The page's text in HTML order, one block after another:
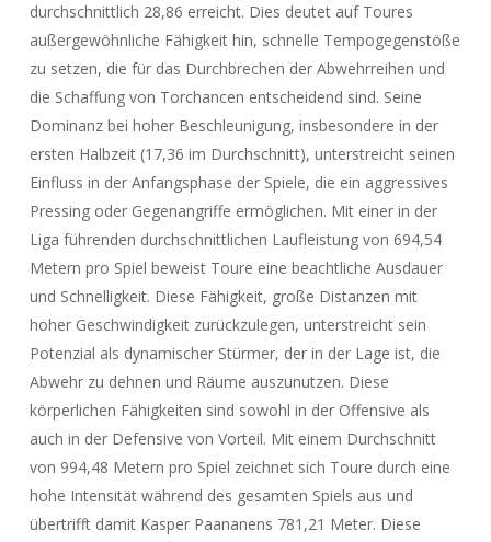
durchschnittlich 28,86 erreicht. Dies deutet auf Toures
außergewöhnliche Fähigkeit hin, schnelle Tempogegenstöße
zu setzen, die für das Durchbrechen der Abwehrreihen und
die Schaffung von Torchancen entscheidend sind. Seine
Dominanz bei hoher Beschleunigung, insbesondere in der
ersten Halbzeit (17,36 im Durchschnitt), unterstreicht seinen
Einfluss in der Anfangsphase der Spiele, die ein aggressives
Pressing oder Gegenangriffe ermöglichen. Mit einer in der
Liga führenden durchschnittlichen Laufleistung von 694,54
Metern pro Spiel beweist Toure eine beachtliche Ausdauer
und Schnelligkeit. Diese Fähigkeit, große Distanzen mit
hoher Geschwindigkeit zurückzulegen, unterstreicht sein
Potenzial als dynamischer Stürmer, der in der Lage ist, die
Abwehr zu dehnen und Räume auszunutzen. Diese
körperlichen Fähigkeiten sind sowohl in der Offensive als
auch in der Defensive von Vorteil. Mit einem Durchschnitt
von 994,48 Metern pro Spiel zeichnet sich Toure durch eine
hohe Intensität während des gesamten Spiels aus und
übertrifft damit Kasper Paananens 781,21 Meter. Diese